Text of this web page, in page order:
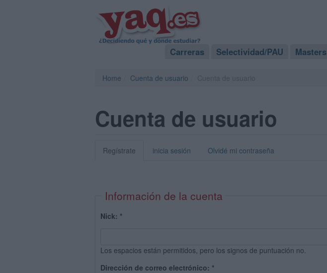
Carreras Selectividad/PAU Masters
Home Cuenta de usuario
Cuenta de usuario
Regístrate inicia sesión Olvidé mi contraseña
Información de la cuenta
Nick: *
Los espacios están permitidos, pero los signos de puntuación no.
Dirección de correo electrónico: *